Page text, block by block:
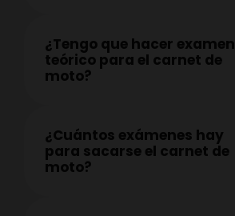
¿Tengo que hacer examen
teórico para el carnet de
moto?
¿Cuántos exámenes hay
para sacarse el carnet de
moto?